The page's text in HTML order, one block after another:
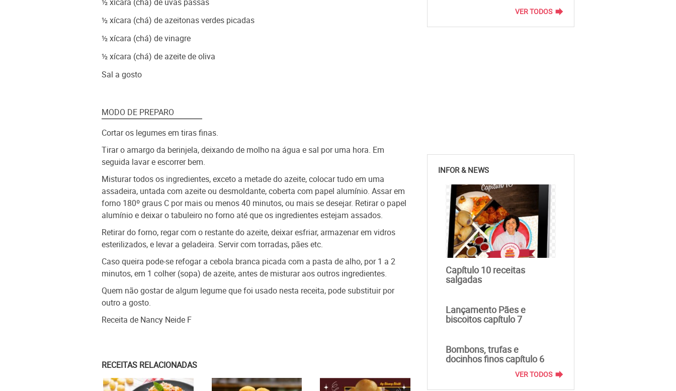
½ xícara (chá) de azeitonas verdes picadas
½ xícara (chá) de vinagre
½ xícara (chá) de azeite de oliva
Sal a gosto
MODO DE PREPARO
Cortar os legumes em tiras finas.
Tirar o amargo da berinjela, deixando de molho na água e sal por uma hora. Em
seguida lavar e escorrer bem.
Misturar todos os ingredientes, exceto a metade do azeite, colocar tudo em uma
assadeira, untada com azeite ou desmoldante, coberta com papel alumínio. Assar em
forno 180º graus C por mais ou menos 40 minutos, ou mais se desejar. Retirar o papel
alumínio e deixar o tabuleiro no forno até que os ingredientes estejam assados.
Retirar do forno, regar com o restante do azeite, deixar esfriar, armazenar em vidros
esterilizados, e levar a geladeira. Servir com torradas, pães etc.
Caso queira pode-se refogar a cebola branca picada com a pasta de alho, por 1 a 2
minutos, em 1 colher (sopa) de azeite, antes de misturar aos outros ingredientes.
Quem não gostar de algum legume que foi usado nesta receita, pode substituir por
outro a gosto.
Receita de Nancy Neide F
RECEITAS RELACIONADAS
VER TODOS forward
INFOR & NEWS
Capítulo 10 receitas
salgadas
Lançamento Pães e
biscoitos capítulo 7
Bombons, trufas e
docinhos finos capítulo 6
VER TODOS forward